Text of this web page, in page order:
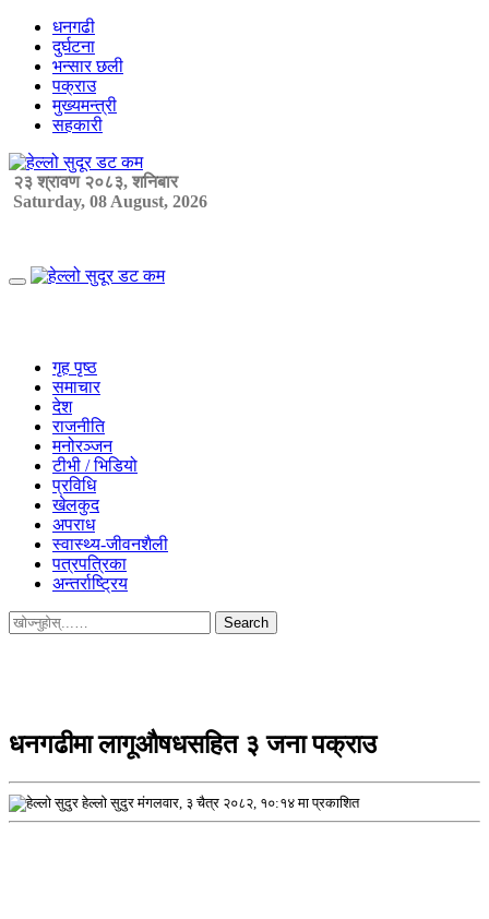
Skip
content
धनगढी
दुर्घटना
भन्सार छली
पक्राउ
मुख्यमन्त्री
सहकारी
२३ श्रावण २०८३, शनिबार
Saturday, 08 August, 2026
Primary
गृह पृष्ठ
समाचार
देश
राजनीति
मनोरञ्जन
टीभी / भिडियो
प्रविधि
खेलकुद
अपराध
स्वास्थ्य-जीवनशैली
पत्रपत्रिका
अन्तर्राष्ट्रिय
Search
for:
धनगढीमा लागूऔषधसहित ३ जना पक्राउ
हेल्लो सुदुर मंगलवार, ३ चैत्र २०८२, १०:१४ मा प्रकाशित